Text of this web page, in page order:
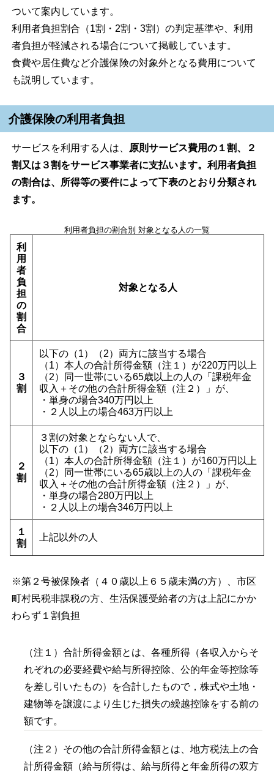
ついて案内しています。
利用者負担割合（1割・2割・3割）の判定基準や、利用
者負担が軽減される場合について掲載しています。
食費や居住費など介護保険の対象外となる費用について
も説明しています。
介護保険の利用者負担
サービスを利用する人は、
原則サービス費用の１割、２
割又は３割をサービス事業者に支払います。利用者負担
の割合は、所得等の要件によって下表のとおり分類され
ます。
利用者負担の割合別 対象となる人の一覧
利
用
者
負
担
の
割
合
対象となる人
３
割
以下の（1）（2）両方に該当する場合
（1）本人の合計所得金額（注１）が220万円以上
（2）同一世帯にいる65歳以上の人の「課税年金
収入＋その他の合計所得金額（注２）」が、
・単身の場合340万円以上
・２人以上の場合463万円以上
２
割
３割の対象とならない人で、
以下の（1）（2）両方に該当する場合
（1）本人の合計所得金額（注１）が160万円以上
（2）同一世帯にいる65歳以上の人の「課税年金
収入＋その他の合計所得金額（注２）」が、
・単身の場合280万円以上
・２人以上の場合346万円以上
１
割
上記以外の人
※第２号被保険者（４０歳以上６５歳未満の方）、市区
町村民税非課税の方、生活保護受給者の方は上記にかか
わらず１割負担
（注１）合計所得金額とは、各種所得（各収入からそ
れぞれの必要経費や給与所得控除、公的年金等控除等
を差し引いたもの）を合計したもので，株式や土地・
建物等を譲渡により生じた損失の繰越控除をする前の
額です。
（注２）その他の合計所得金額とは、地方税法上の合
計所得金額（給与所得は、給与所得と年金所得の双方